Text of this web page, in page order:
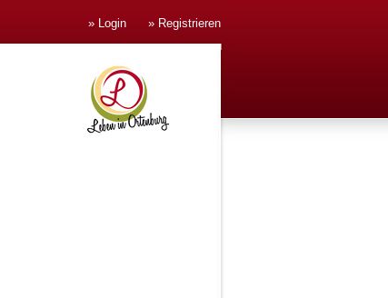
» Login » Registrieren